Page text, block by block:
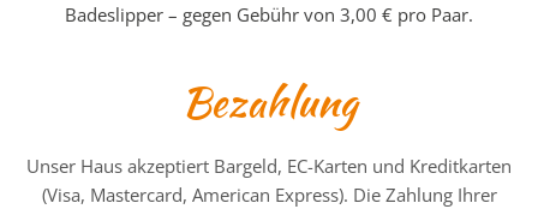
Badeslipper – gegen Gebühr von 3,00 € pro Paar.
Bezahlung
Unser Haus akzeptiert Bargeld, EC-Karten und Kreditkarten
(Visa, Mastercard, American Express). Die Zahlung Ihrer